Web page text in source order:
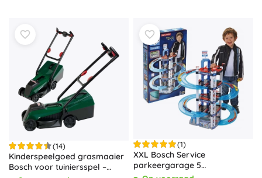
(14)
Kinderspeelgoed grasmaaier
Bosch voor tuiniersspel –
(1)
XXL Bosch Service
parkeergarage 5
verdiepingen 85 cm van Klein